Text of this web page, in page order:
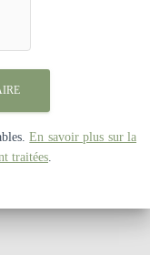
En savoir plus sur la
traitées.